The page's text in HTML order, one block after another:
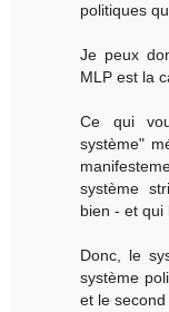
politiques
Je peux
MLP est la
Ce qui
système"
système
bien - et qui
Donc, le
système
et le